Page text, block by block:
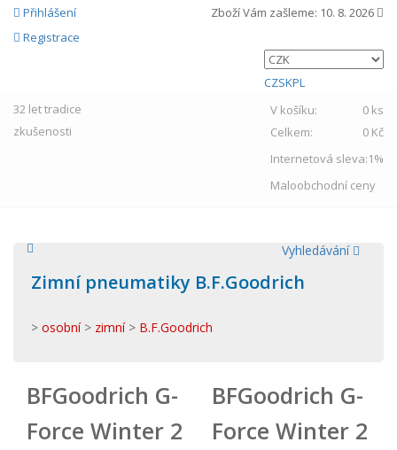
Přihlášení
Registrace
Zboží Vám zašleme: 10. 8. 2026
CZSKPL
32 lettradice
zkušenosti
V košíku:
0 ks
Celkem:
0 Kč
Internetová sleva:1%
Maloobchodní ceny
Vyhledávání
Zimní pneumatiky B.F.Goodrich
> osobní> zimní> B.F.Goodrich
BFGoodrich G-
Force Winter 2
BFGoodrich G-
Force Winter 2